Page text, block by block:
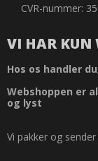
CVR-nummer:
VI HAR KUN
Hos os handler
Webshoppen er
og lyst
Vi pakker og